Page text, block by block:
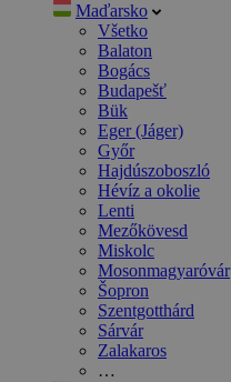
Maďarsko
Všetko
Balaton
Bogács
Budapešť
Bük
Eger (Jáger)
Győr
Hajdúszoboszló
Hévíz a okolie
Lenti
Mezőkövesd
Miskolc
Mosonmagyaróvár
Šopron
Szentgotthárd
Sárvár
Zalakaros
…